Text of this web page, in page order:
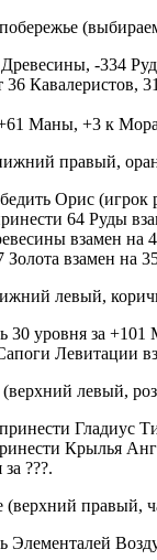
-334
36
Маны, +3 к
правый,
Орис (игрок
64 Руды
взамен на
Золота взамен на
левый,
30 уровня за
Левитации
левый,
Гладиус
Крылья
???.
(верхний правый,
Элементалей